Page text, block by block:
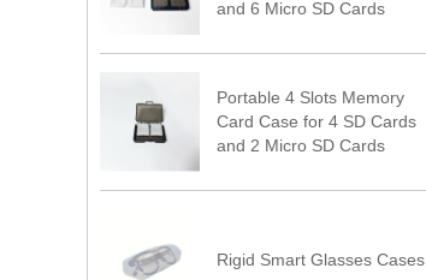
and 6 Micro SD Cards
Portable 4 Slots Memory
Card Case for 4 SD Cards
and 2 Micro SD Cards
Rigid Smart Glasses Cases